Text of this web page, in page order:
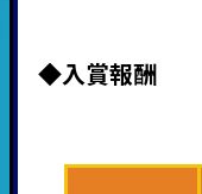
◆入賞報酬